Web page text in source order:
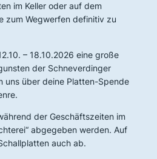
im Keller oder auf dem
zum Wegwerfen definitiv zu
– 18.10.2026 eine große
der Schneverdinger
uns über deine Platten-Spende
der Geschäftszeiten im
abgegeben werden. Auf
auch ab.